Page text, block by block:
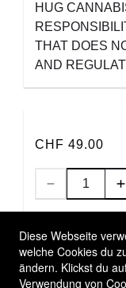
HUG
THAT DOES
AND
CHF 49.00
Allgemeine
Diese Webseite
welche Cookies du
ändern. Klickst du
Verwendung von